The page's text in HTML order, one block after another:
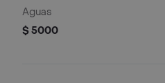
Aguas
$ 5000